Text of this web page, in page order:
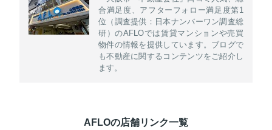
合満足度、アフターフォロー満足度第1
位（調査提供：日本ナンバーワン調査総
研）のAFLOでは賃貸マンションや売買
物件の情報を提供しています。ブログで
も不動産に関するコンテンツをご紹介し
ます。
AFLOの店舗リンク一覧